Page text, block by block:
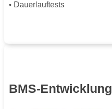
• Dauerlauftests
BMS-Entwicklung